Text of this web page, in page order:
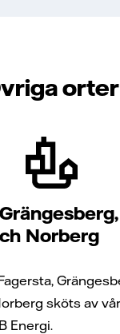
orter
Norberg
sköts av
Energi.